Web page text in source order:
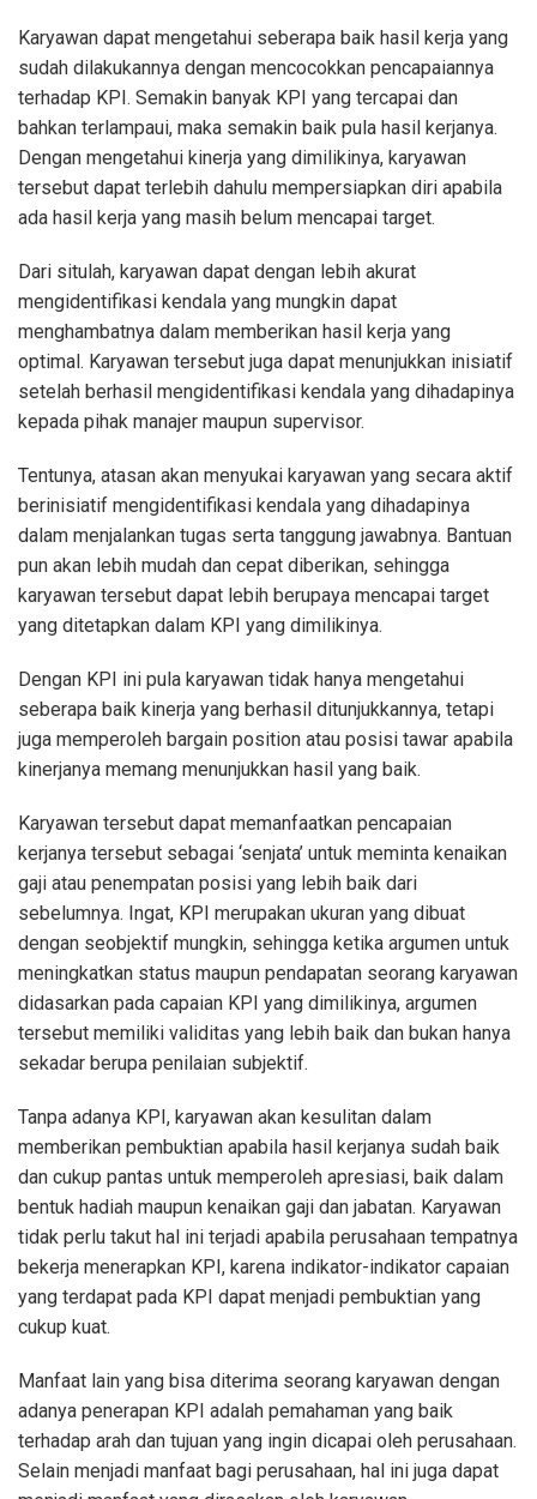
Karyawan dapat mengetahui seberapa baik hasil kerja yang
sudah dilakukannya dengan mencocokkan pencapaiannya
terhadap KPI. Semakin banyak KPI yang tercapai dan
bahkan terlampaui, maka semakin baik pula hasil kerjanya.
Dengan mengetahui kinerja yang dimilikinya, karyawan
tersebut dapat terlebih dahulu mempersiapkan diri apabila
ada hasil kerja yang masih belum mencapai target.
Dari situlah, karyawan dapat dengan lebih akurat
mengidentifikasi kendala yang mungkin dapat
menghambatnya dalam memberikan hasil kerja yang
optimal. Karyawan tersebut juga dapat menunjukkan inisiatif
setelah berhasil mengidentifikasi kendala yang dihadapinya
kepada pihak manajer maupun supervisor.
Tentunya, atasan akan menyukai karyawan yang secara aktif
berinisiatif mengidentifikasi kendala yang dihadapinya
dalam menjalankan tugas serta tanggung jawabnya. Bantuan
pun akan lebih mudah dan cepat diberikan, sehingga
karyawan tersebut dapat lebih berupaya mencapai target
yang ditetapkan dalam KPI yang dimilikinya.
Dengan KPI ini pula karyawan tidak hanya mengetahui
seberapa baik kinerja yang berhasil ditunjukkannya, tetapi
juga memperoleh bargain position atau posisi tawar apabila
kinerjanya memang menunjukkan hasil yang baik.
Karyawan tersebut dapat memanfaatkan pencapaian
kerjanya tersebut sebagai ‘senjata’ untuk meminta kenaikan
gaji atau penempatan posisi yang lebih baik dari
sebelumnya. Ingat, KPI merupakan ukuran yang dibuat
dengan seobjektif mungkin, sehingga ketika argumen untuk
meningkatkan status maupun pendapatan seorang karyawan
didasarkan pada capaian KPI yang dimilikinya, argumen
tersebut memiliki validitas yang lebih baik dan bukan hanya
sekadar berupa penilaian subjektif.
Tanpa adanya KPI, karyawan akan kesulitan dalam
memberikan pembuktian apabila hasil kerjanya sudah baik
dan cukup pantas untuk memperoleh apresiasi, baik dalam
bentuk hadiah maupun kenaikan gaji dan jabatan. Karyawan
tidak perlu takut hal ini terjadi apabila perusahaan tempatnya
bekerja menerapkan KPI, karena indikator-indikator capaian
yang terdapat pada KPI dapat menjadi pembuktian yang
cukup kuat.
Manfaat lain yang bisa diterima seorang karyawan dengan
adanya penerapan KPI adalah pemahaman yang baik
terhadap arah dan tujuan yang ingin dicapai oleh perusahaan.
Selain menjadi manfaat bagi perusahaan, hal ini juga dapat